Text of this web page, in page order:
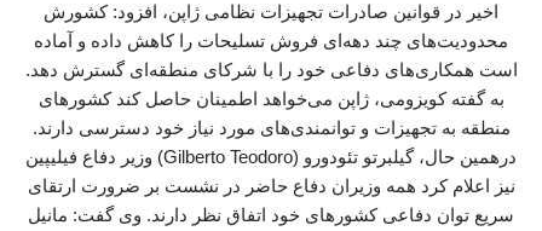
اخیر در قوانین صادرات تجهیزات نظامی ژاپن، افزود: کشورش
محدودیت‌های چند دهه‌ای فروش تسلیحات را کاهش داده و آماده
است همکاری‌های دفاعی خود را با شرکای منطقه‌ای گسترش دهد.
به گفته کویزومی، ژاپن می‌خواهد اطمینان حاصل کند کشورهای
منطقه به تجهیزات و توانمندی‌های مورد نیاز خود دسترسی دارند.
درهمین حال، گیلبرتو تئودورو (Gilberto Teodoro) وزیر دفاع فیلیپین
نیز اعلام کرد همه وزیران دفاع حاضر در نشست بر ضرورت ارتقای
سریع توان دفاعی کشورهای خود اتفاق نظر دارند. وی گفت: مانیل